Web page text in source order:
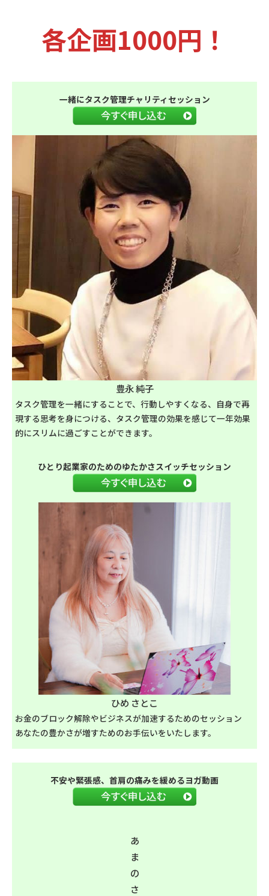
各企画1000円！
一緒にタスク管理チャリティセッション
豊永 純子
タスク管理を一緒にすることで、行動しやすくなる、自身で再
現する思考を身につける、タスク管理の効果を感じて一年効果
的にスリムに過ごすことができます。
ひとり起業家のためのゆたかさスイッチセッション
ひめ さとこ
お金のブロック解除やビジネスが加速するためのセッション
あなたの豊かさが増すためのお手伝いをいたします。
不安や緊張感、首肩の痛みを緩めるヨガ動画
あ
ま
の
さ